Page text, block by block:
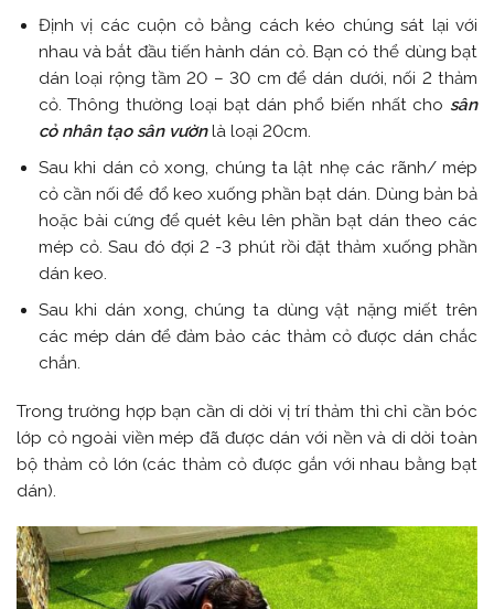
Định vị các cuộn cỏ bằng cách kéo chúng sát lại với
nhau và bắt đầu tiến hành dán cỏ. Bạn có thể dùng bạt
dán loại rộng tầm 20 – 30 cm để dán dưới, nối 2 thảm
cỏ. Thông thường loại bạt dán phổ biến nhất cho sân
cỏ nhân tạo sân vườnlà loại 20cm.
Sau khi dán cỏ xong, chúng ta lật nhẹ các rãnh/ mép
cỏ cần nối để đổ keo xuống phần bạt dán. Dùng bản bả
hoặc bài cứng để quét kêu lên phần bạt dán theo các
mép cỏ. Sau đó đợi 2 -3 phút rồi đặt thảm xuống phần
dán keo.
Sau khi dán xong, chúng ta dùng vật nặng miết trên
các mép dán để đảm bảo các thảm cỏ được dán chắc
chắn.
Trong trường hợp bạn cần di dời vị trí thảm thì chỉ cần bóc
lớp cỏ ngoài viền mép đã được dán với nền và di dời toàn
bộ thảm cỏ lớn (các thảm cỏ được gắn với nhau bằng bạt
dán).